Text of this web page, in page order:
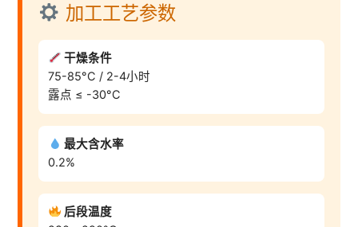
加工工艺参数
干燥条件
75-85°C / 2-4小时
露点 ≤ -30°C
最大含水率
0.2%
后段温度